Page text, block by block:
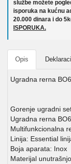
službe možete
isporuka na kućnu
20.000 dinara i do
ISPORUKA.
Opis
Ugradna rerna
Gorenje ugradni
Ugradna rerna
Multifunkcionalna
Linija: Essential
Boja aparata: Inox
Materijal